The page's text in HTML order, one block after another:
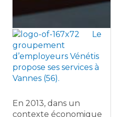
Le
groupement
d’employeurs Vénétis
propose ses services à
Vannes (56).
En 2013, dans un
contexte économique